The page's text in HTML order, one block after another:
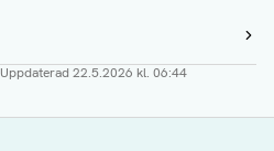
Uppdaterad22.5.2026 kl. 06:44